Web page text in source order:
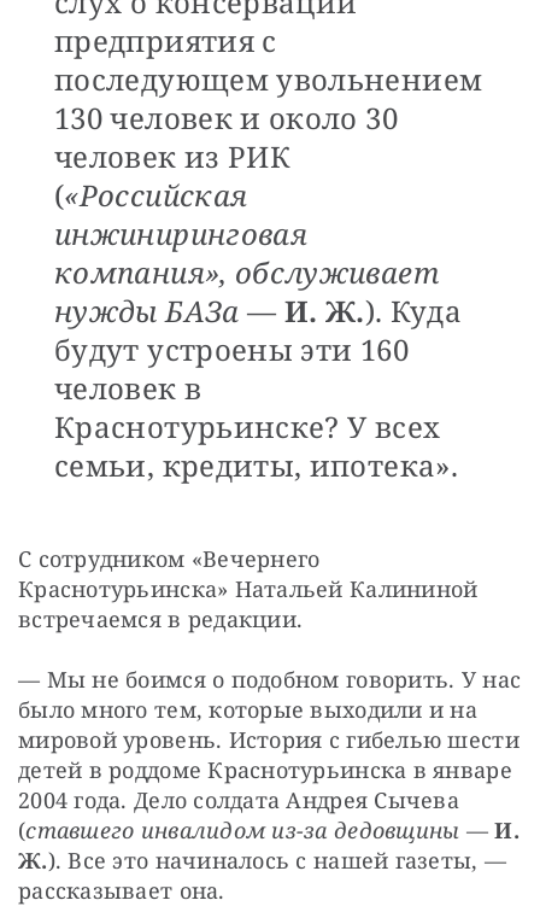
предприятия с
последующем увольнением
130 человек и около 30
человек из РИК
(«Российская
инжиниринговая
компания», обслуживает
нужды БАЗа — И. Ж.). Куда
будут устроены эти 160
человек в
Краснотурьинске? У всех
семьи, кредиты, ипотека».
С сотрудником «Вечернего
Краснотурьинска» Натальей Калининой
встречаемся в редакции.
— Мы не боимся о подобном говорить. У нас
было много тем, которые выходили и на
мировой уровень. История с гибелью шести
детей в роддоме Краснотурьинска в январе
2004 года. Дело солдата Андрея Сычева
(ставшего инвалидом из-за дедовщины — И.
Ж.). Все это начиналось с нашей газеты, —
рассказывает она.